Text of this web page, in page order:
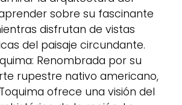
sobre su fascinante
disfrutan de vistas
del paisaje circundante.
Renombrada por su
rupestre nativo americano,
ofrece una visión del